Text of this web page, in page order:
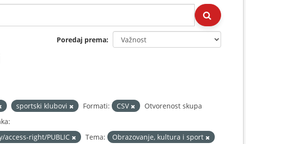
Poredaj prema
sportski klubovi Formati: CSV
Otvorenost skupa
right/PUBLIC
Tema: Obrazovanje, kultura i sport